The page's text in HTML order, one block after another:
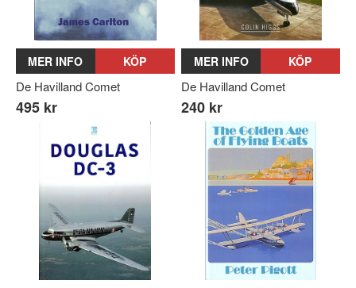
MER INFO KÖP
De Havilland Comet
495 kr
MER INFO KÖP
De Havilland Comet
240 kr